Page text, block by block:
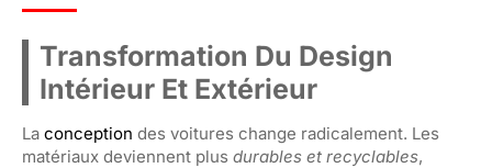
Transformation Du Design
Intérieur Et Extérieur
La conception des voitures change radicalement. Les
matériaux deviennent plus durables et recyclables,